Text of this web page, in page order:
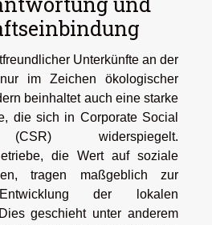
Unterkünfte an der
im Zeichen ökologischer
beinhaltet auch eine starke
die sich in Corporate Social
(CSR) widerspiegelt.
die Wert auf soziale
tragen maßgeblich zur
der lokalen
geschieht unter anderem